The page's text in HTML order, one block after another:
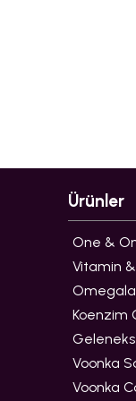
Ürünler
One &
Vitamin
Koenzim
Voonka
Voonka